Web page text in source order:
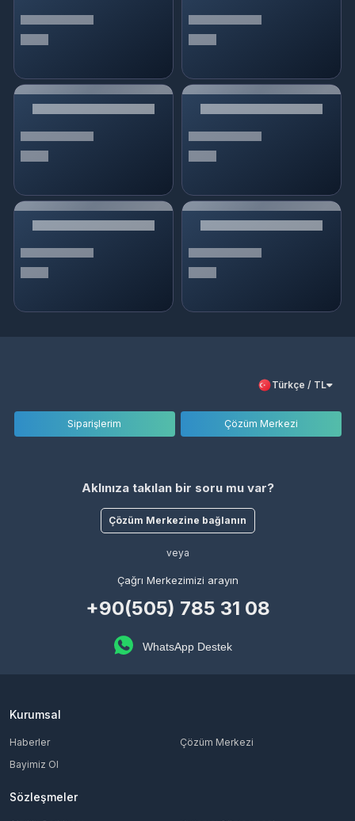
Türkçe / TL
Siparişlerim Çözüm Merkezi
Aklınıza takılan bir soru mu var?
Çözüm Merkezine bağlanın
veya
Çağrı Merkezimizi arayın
+90(505) 785 31 08
WhatsApp Destek
Kurumsal
Haberler
Çözüm Merkezi
Bayimiz Ol
Sözleşmeler